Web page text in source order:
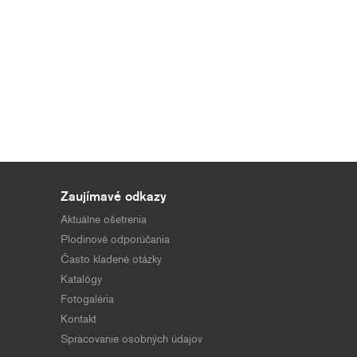
Zaujímavé odkazy
Aktuálne ošetrenia
Plodinové odporúčania
Často kladené otázky
Katalógy
Fotogaléria
Kontakt
Spracovanie osobných údajov